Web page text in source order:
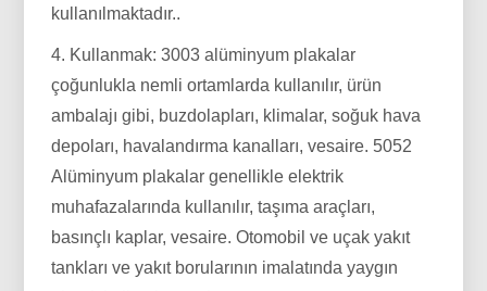
kullanılmaktadır.. ​
4. Kullanmak: 3003 alüminyum plakalar
çoğunlukla nemli ortamlarda kullanılır, ürün
ambalajı gibi, buzdolapları, klimalar, soğuk hava
depoları, havalandırma kanalları, vesaire. 5052
Alüminyum plakalar genellikle elektrik
muhafazalarında kullanılır, taşıma araçları,
basınçlı kaplar, vesaire. Otomobil ve uçak yakıt
tankları ve yakıt borularının imalatında yaygın